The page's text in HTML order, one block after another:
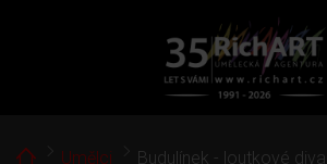
HomeUmělci Budulínek - loutkové